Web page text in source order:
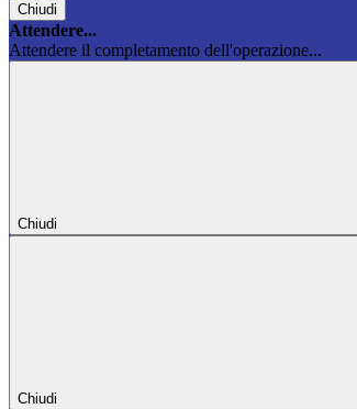
Chiudi
Attendere...
Attendere il completamento dell'operazione...
Chiudi
Chiudi